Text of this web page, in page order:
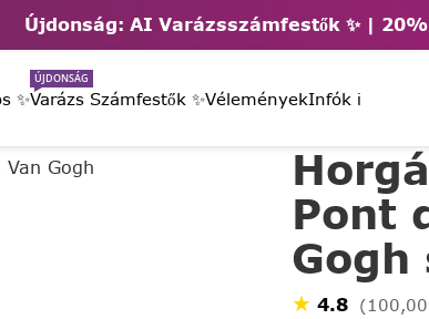
Újdonság: AI Varázsszámfestők ✨ | 2
✨Varázs Számfestők ✨
ÚJDONSÁG
VéleményekInfók ℹ️
Pont
Gogh
★ 4.8